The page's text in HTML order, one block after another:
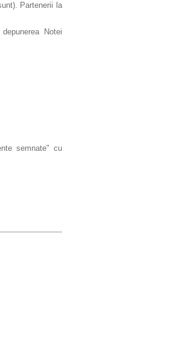
Partenerii la
Notei
semnate" cu